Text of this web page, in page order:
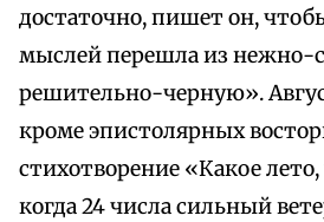
достаточно, пишет он,
мыслей перешла из нежно-
решительно-черную».
кроме эпистолярных
стихотворение «Какое лето,
когда 24 числа сильный